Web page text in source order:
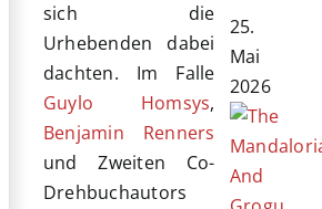
sich die
Urhebenden dabei
dachten. Im Falle
Guylo Homsys,
Benjamin Renners
und Zweiten Co-
Drehbuchautors
25.
Mai
2026